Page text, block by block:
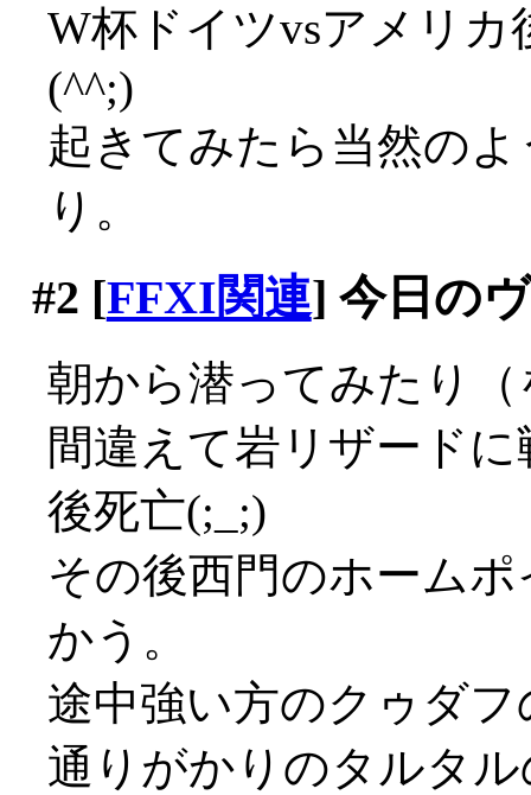
W杯ドイツvsアメリ
(^^;)
起きてみたら当然の
り。
#2 [FFXI関連] 今日の
朝から潜ってみたり（
間違えて岩リザード
後死亡(;_;)
その後西門のホーム
かう。
途中強い方のクゥダ
通りがかりのタルタ